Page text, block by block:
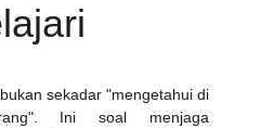
sekadar "mengetahui di
Ini soal menjaga